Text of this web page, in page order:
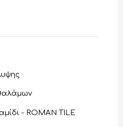
- ROMAN TILE